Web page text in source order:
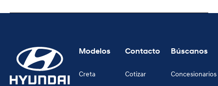
Modelos
Creta
Contacto
Cotizar
Búscanos
Concesionarios